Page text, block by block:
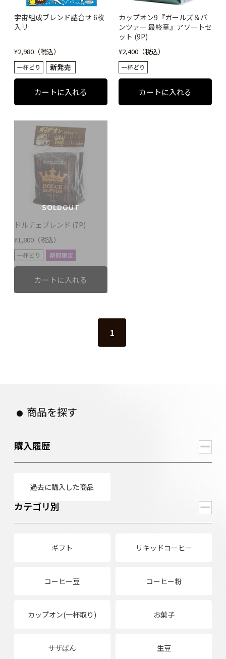
宇宙組成ブレンド詰合せ 6枚
入リ
¥2,980（税込）
カップオン9『ガールズ＆パ
ンツァー 最終章』アソートセ
ット (9P)
¥2,400（税込）
SOLDOUT
ドルチェブレンド (7P)
¥1,800（税込）
1
商品を探す
購入履歴
過去に購入した商品
カテゴリ別
ギフト リキッドコーヒー
コーヒー豆 コーヒー粉
カップオン(一杯取り) お菓子
サザぱん 生豆